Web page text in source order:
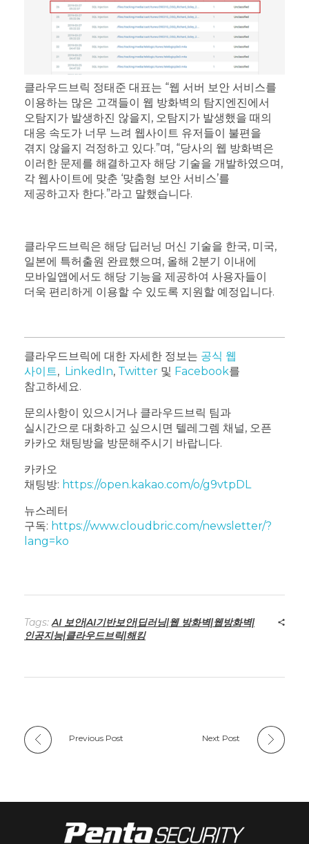
클라우드브릭 정태준 대표는 “웹 서버 보안 서비스를
이용하는 많은 고객들이 웹 방화벽의 탐지엔진에서
오탐지가 발생하진 않을지, 오탐지가 발생했을 때의
대응 속도가 너무 느려 웹사이트 유저들이 불편을
겪지 않을지 걱정하고 있다.”며, “당사의 웹 방화벽은
이러한 문제를 해결하고자 해당 기술을 개발하였으며,
각 웹사이트에 맞춘 ‘맞춤형 보안 서비스’를
제공하고자 한다.”라고 말했습니다.
클라우드브릭은 해당 딥러닝 머신 기술을 한국, 미국,
일본에 특허출원 완료했으며, 올해 2분기 이내에
모바일앱에서도 해당 기능을 제공하여 사용자들이
더욱 편리하게 이용할 수 있도록 지원할 예정입니다.
클라우드브릭에 대한 자세한 정보는 공식 웹
사이트, LinkedIn, Twitter 및 Facebook를
참고하세요.
문의사항이 있으시거나 클라우드브릭 팀과
실시간으로 대화하고 싶으시면 텔레그렘 채널, 오픈
카카오 채팅방을 방문해주시기 바랍니다.
카카오
채팅방: https://open.kakao.com/o/g9vtpDL
뉴스레터
구독: https://www.cloudbric.com/newsletter/?
lang=ko
Tags:AI 보안|AI기반보안|딥러닝|웹 방화벽|웹방화벽|
인공지능|클라우드브릭|해킹
Previous Post Next Post